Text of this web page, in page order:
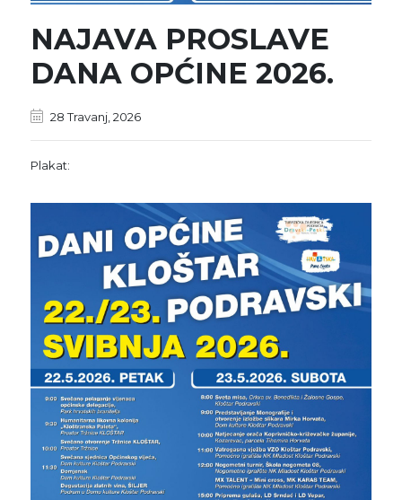
NAJAVA PROSLAVE
DANA OPĆINE 2026.
28 Travanj, 2026
Plakat: